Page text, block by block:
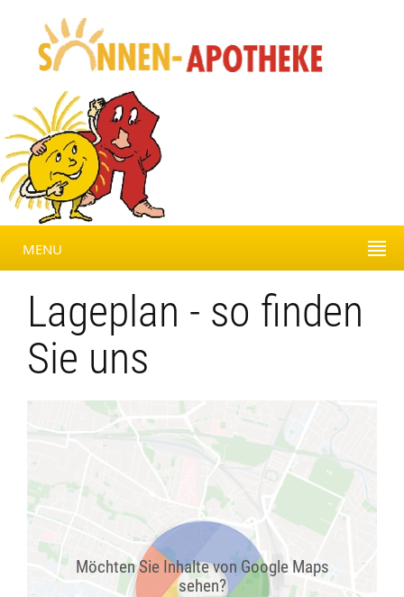
MENU
Lageplan - so finden
Sie uns
Möchten Sie Inhalte von Google Maps
sehen?